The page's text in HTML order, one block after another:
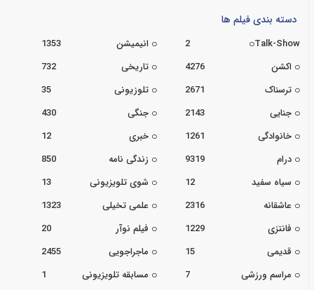
دسته بندی فیلم ها
Talk-Show
2 انیمیشن
1353
اکشن
4276 تاریخی
732
ترسناک
2671 تلوزیونی
35
جنایی
2143 جنگی
430
خانوادگی
1261 خبری
12
درام
9319 زندگی نامه
850
سیاه سفید
12 شوی تلویزیونی
13
عاشقانه
2316 علمی تخیلی
1323
فانتزی
1229 فیلم نوآر
20
قدیمی
15 ماجراجویی
2455
مراسم ورزشی
7 مسابقه تلویزیونی
1